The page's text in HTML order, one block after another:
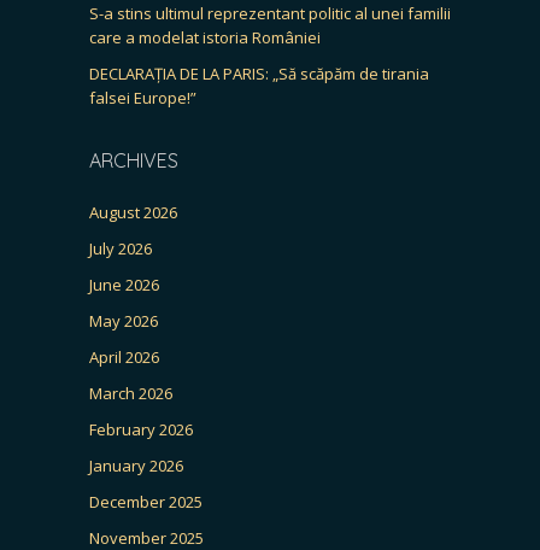
S-a stins ultimul reprezentant politic al unei familii
care a modelat istoria României
DECLARAȚIA DE LA PARIS: „Să scăpăm de tirania
falsei Europe!”
ARCHIVES
August 2026
July 2026
June 2026
May 2026
April 2026
March 2026
February 2026
January 2026
December 2025
November 2025